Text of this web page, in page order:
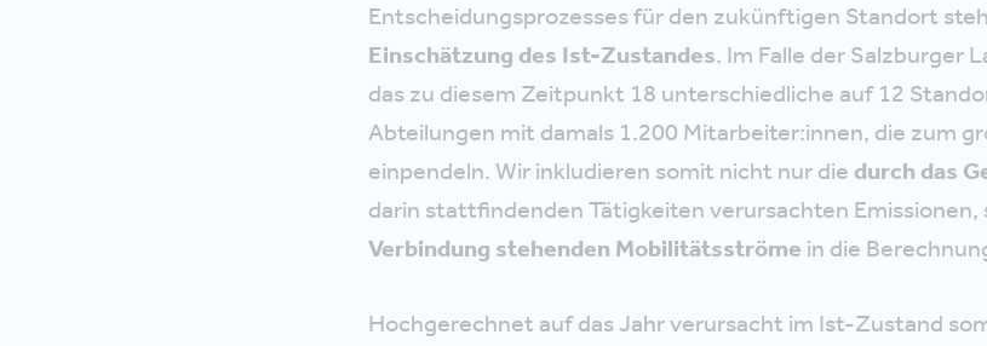
Entscheidungsprozesses für den zukünftigen Standort
Einschätzung des Ist-Zustandes. Im Falle der Salzburger
das zu diesem Zeitpunkt 18 unterschiedliche auf 12
Abteilungen mit damals 1.200 Mitarbeiter:innen, die zum
einpendeln. Wir inkludieren somit nicht nur die durch das
darin stattfindenden Tätigkeiten verursachten Emissionen,
Verbindung stehenden Mobilitätsströme in die
Hochgerechnet auf das Jahr verursacht im Ist-Zustand